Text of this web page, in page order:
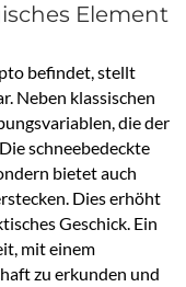
Element
befindet, stellt
Neben klassischen
die der
schneebedeckte
bietet auch
Dies erhöht
Geschick. Ein
mit einem
zu erkunden und